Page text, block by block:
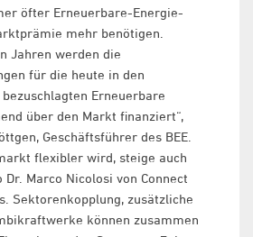
öfter Erneuerbare-Energie-
mehr benötigen.
Jahren werden die
für die heute in den
Erneuerbare
über den Markt finanziert“,
Geschäftsführer des BEE.
flexibler wird, steige auch
Marco Nicolosi von Connect
Sektorenkopplung, zusätzliche
können zusammen